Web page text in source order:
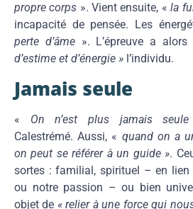
propre corps ». Vient ensuite, «la
incapacité de pensée. Les
perte d’âme ». L’épreuve a
d’estime et d’énergie » l’individu.
Jamais seule
« On n’est plus jamais seule
Calestrémé. Aussi, « quand on a
on peut se référer à un guide ».
sortes : familial, spirituel – en lien
ou notre passion – ou bien
objet de « relier à une force qui